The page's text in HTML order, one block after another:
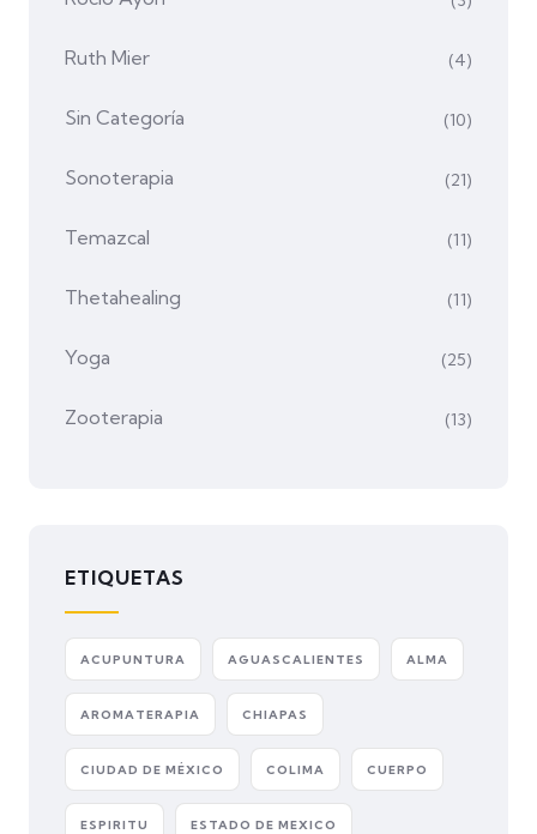
Ruth Mier (4)
Sin Categoría (10)
Sonoterapia (21)
Temazcal (11)
Thetahealing (11)
Yoga (25)
Zooterapia (13)
ETIQUETAS
ACUPUNTURA AGUASCALIENTES ALMA
AROMATERAPIA CHIAPAS
CIUDAD DE MÉXICO COLIMA CUERPO
ESPIRITU ESTADO DE MEXICO